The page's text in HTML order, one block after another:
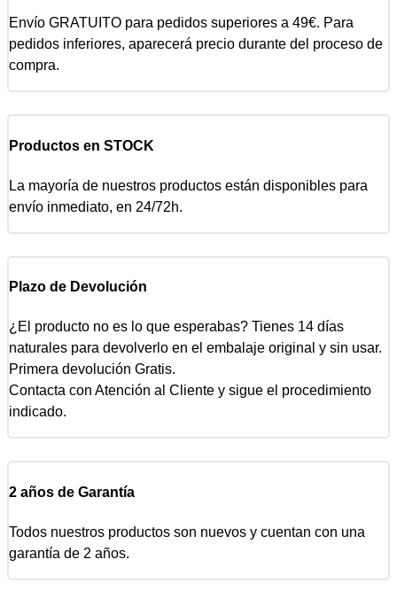
Envío GRATUITO para pedidos superiores a 49€. Para
pedidos inferiores, aparecerá precio durante del proceso de
compra.
Productos en STOCK
La mayoría de nuestros productos están disponibles para
envío inmediato, en 24/72h.
Plazo de Devolución
¿El producto no es lo que esperabas? Tienes 14 días
naturales para devolverlo en el embalaje original y sin usar.
Primera devolución Gratis.
Contacta con Atención al Cliente y sigue el procedimiento
indicado.
2 años de Garantía
Todos nuestros productos son nuevos y cuentan con una
garantía de 2 años.